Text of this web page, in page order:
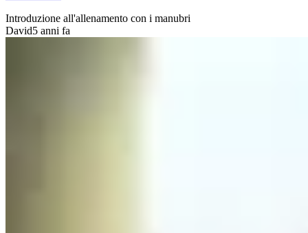
Introduzione all'allenamento con i manubri
David5 anni fa